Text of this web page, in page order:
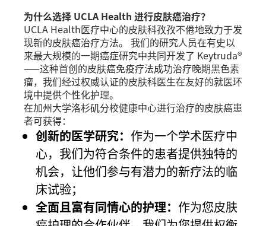
为什么选择 UCLA Health 进行皮肤癌治疗？
UCLA Health医疗中心的皮肤科孜孜不倦地致力于发
现新的皮肤癌治疗方法。 我们的研究人员在有史以
来最大规模的一期癌症研究中共同开发了 Keytruda®
——这种首创的皮肤癌免疫疗法成功治疗晚期黑色素
瘤，我们经过权威认证的皮肤科医生在友好的就医环
境中提供个性化护理。
在加州大学洛杉矶分校健康中心进行治疗的皮肤癌患
者可获得：
创新的医学研究： 作为一个学术医疗中
心，我们为符合条件的患者提供独特的
机会，让他们参与有潜力的新疗法的临
床试验；
全面且富有同情心的护理： 作为您皮肤